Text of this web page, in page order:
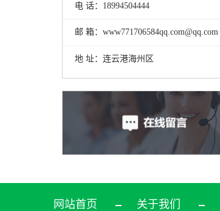
电 话：18994504444
邮 箱：www771706584qq.com@qq.com
地 址：连云港海州区
网站首页 关于我们